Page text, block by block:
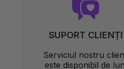
SUPORT CLIENȚI
Serviciul nostru
este disponibil de